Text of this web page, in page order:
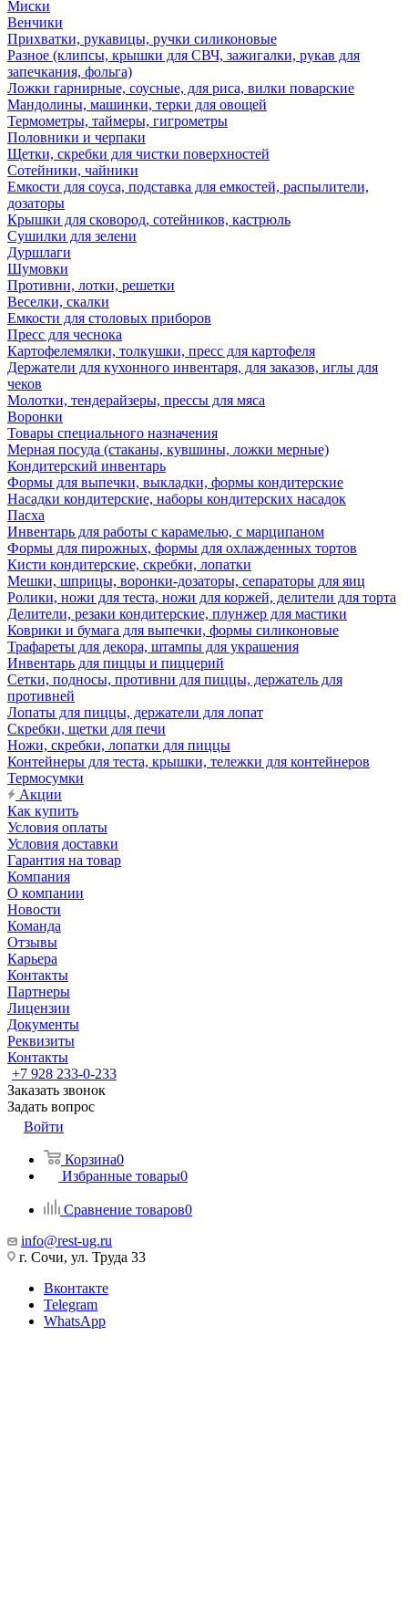
Миски
Венчики
Прихватки, рукавицы, ручки силиконовые
Разное (клипсы, крышки для СВЧ, зажигалки, рукав для
запечкания, фольга)
Ложки гарнирные, соусные, для риса, вилки поварские
Мандолины, машинки, терки для овощей
Термометры, таймеры, гигрометры
Половники и черпаки
Щетки, скребки для чистки поверхностей
Сотейники, чайники
Емкости для соуса, подставка для емкостей, распылители,
дозаторы
Крышки для сковород, сотейников, кастрюль
Сушилки для зелени
Дуршлаги
Шумовки
Противни, лотки, решетки
Веселки, скалки
Емкости для столовых приборов
Пресс для чеснока
Картофелемялки, толкушки, пресс для картофеля
Держатели для кухонного инвентаря, для заказов, иглы для
чеков
Молотки, тендерайзеры, прессы для мяса
Воронки
Товары специального назначения
Мерная посуда (стаканы, кувшины, ложки мерные)
Кондитерский инвентарь
Формы для выпечки, выкладки, формы кондитерские
Насадки кондитерские, наборы кондитерских насадок
Пасха
Инвентарь для работы с карамелью, с марципаном
Формы для пирожных, формы для охлажденных тортов
Кисти кондитерские, скребки, лопатки
Мешки, шприцы, воронки-дозаторы, сепараторы для яиц
Ролики, ножи для теста, ножи для коржей, делители для торта
Делители, резаки кондитерские, плунжер для мастики
Коврики и бумага для выпечки, формы силиконовые
Трафареты для декора, штампы для украшения
Инвентарь для пиццы и пиццерий
Сетки, подносы, противни для пиццы, держатель для
противней
Лопаты для пиццы, держатели для лопат
Скребки, щетки для печи
Ножи, скребки, лопатки для пиццы
Контейнеры для теста, крышки, тележки для контейнеров
Термосумки
Акции
Как купить
Условия оплаты
Условия доставки
Гарантия на товар
Компания
О компании
Новости
Команда
Отзывы
Карьера
Контакты
Партнеры
Лицензии
Документы
Реквизиты
Контакты
+7 928 233-0-233
Заказать звонок
Задать вопрос
Войти
Корзина0
Избранные товары0
Сравнение товаров0
info@rest-ug.ru
г. Сочи, ул. Труда 33
Вконтакте
Telegram
WhatsApp